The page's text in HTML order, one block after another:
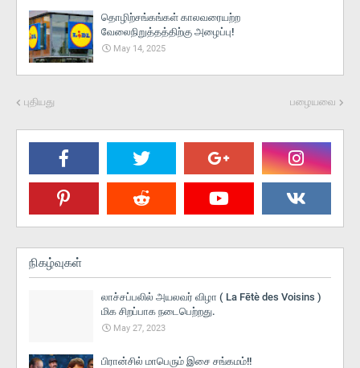
தொழிற்சங்கங்கள் காலவரையற்ற
வேலைநிறுத்தத்திற்கு அழைப்பு!
May 14, 2025
புதியது பழையவை
நிகழ்வுகள்
லாச்சப்பலில் அயலவர் விழா ( La Fētè des Voisins )
மிக சிறப்பாக நடைபெற்றது.
May 27, 2023
பிரான்சில் மாபெரும் இசை சங்கமம்!!